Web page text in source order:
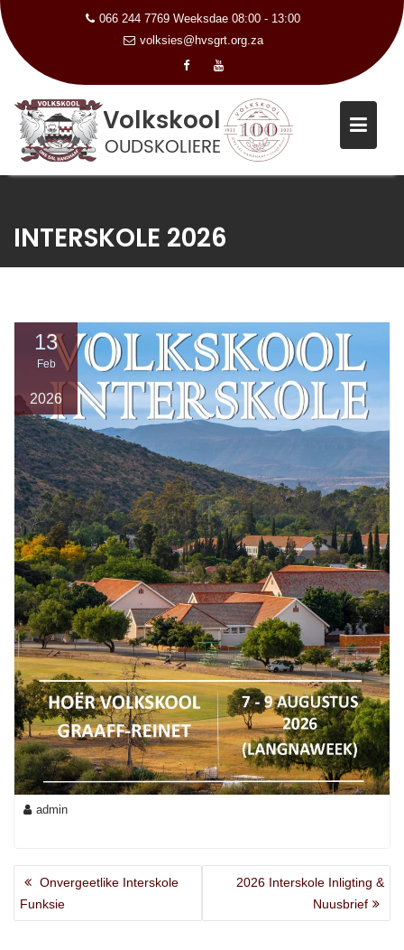
content
066 244 7769 Weeksdae 08:00 - 13:00
volksies@hvsgrt.org.za
INTERSKOLE 2026
13
Feb
2026
admin
ARTIKEL
NAVIGASIE
Previous
post:
Onvergeetlike Interskole
Funksie
Next
2026 Interskole Inligting &
Nuusbrief